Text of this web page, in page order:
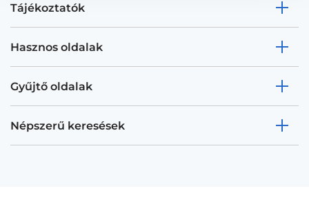
Tájékoztatók
Hasznos oldalak
Gyűjtő oldalak
Népszerű keresések